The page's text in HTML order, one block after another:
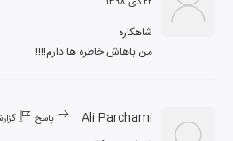
من باهاش خاطره ها دارم!!!!
Ali Parchami پاسخ